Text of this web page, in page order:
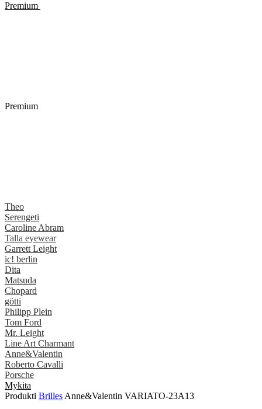
Premium
Premium
Theo
Serengeti
Caroline Abram
Talla eyewear
Garrett Leight
ic! berlin
Dita
Matsuda
Chopard
götti
Philipp Plein
Tom Ford
Mr. Leight
Line Art Charmant
Anne&Valentin
Roberto Cavalli
Porsche
Mykita
Produkti Brilles Anne&Valentin VARIATO-23A13